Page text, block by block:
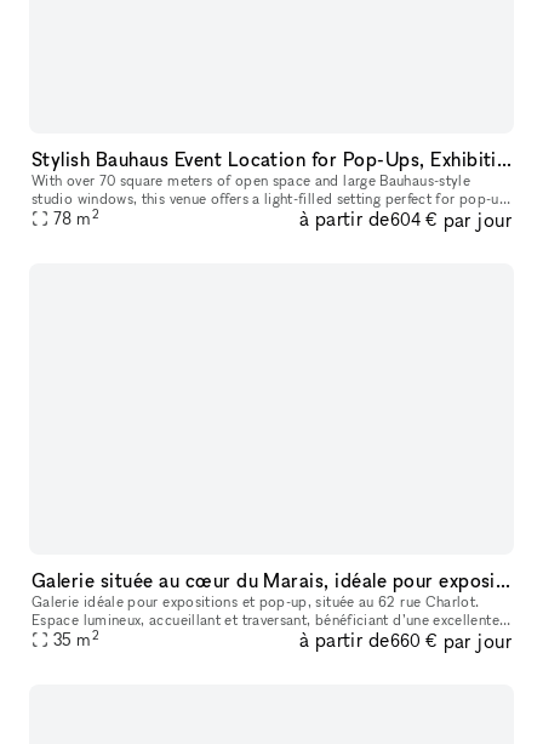
Stylish Bauhaus Event Location for Pop-Ups, Exhibitions, and Networking Events
With over 70 square meters of open space and large Bauhaus-style
studio windows, this venue offers a light-filled setting perfect for pop-up
stores, showrooms, exhibitions, and networking events. Onc
78 m2 à partir de604 € par jour
Galerie située au cœur du Marais, idéale pour expositions, pop-up et événements culturels.
Galerie idéale pour expositions et pop-up, située au 62 rue Charlot.
Espace lumineux, accueillant et traversant, bénéficiant d’une excellente
visibilité dans une rue animée, entourée de nombreuses au
35 m2 à partir de660 € par jour